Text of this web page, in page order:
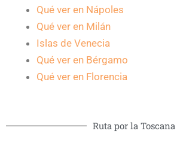
Qué ver en Nápoles
Qué ver en Milán
Islas de Venecia
Qué ver en Bérgamo
Qué ver en Florencia
Ruta por la Toscana